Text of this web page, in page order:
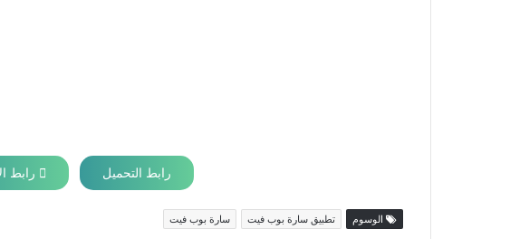
رابط التحميل رابط
الوسوم تطبيق سارة بوب فيت سارة بوب فيت